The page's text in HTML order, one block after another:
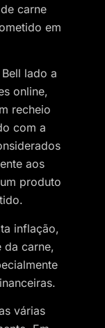
carne
em
lado a
online,
recheio
com a
aos
produto
inflação,
da carne,
várias